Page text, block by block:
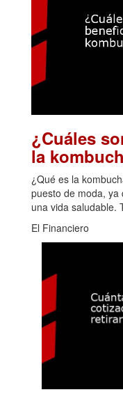
¿Cuáles
la
¿Qué es la
puesto de moda,
una vida saludable.
El Financiero